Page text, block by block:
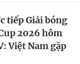
tiếp Giải bóng
2026 hôm
Việt Nam gặp